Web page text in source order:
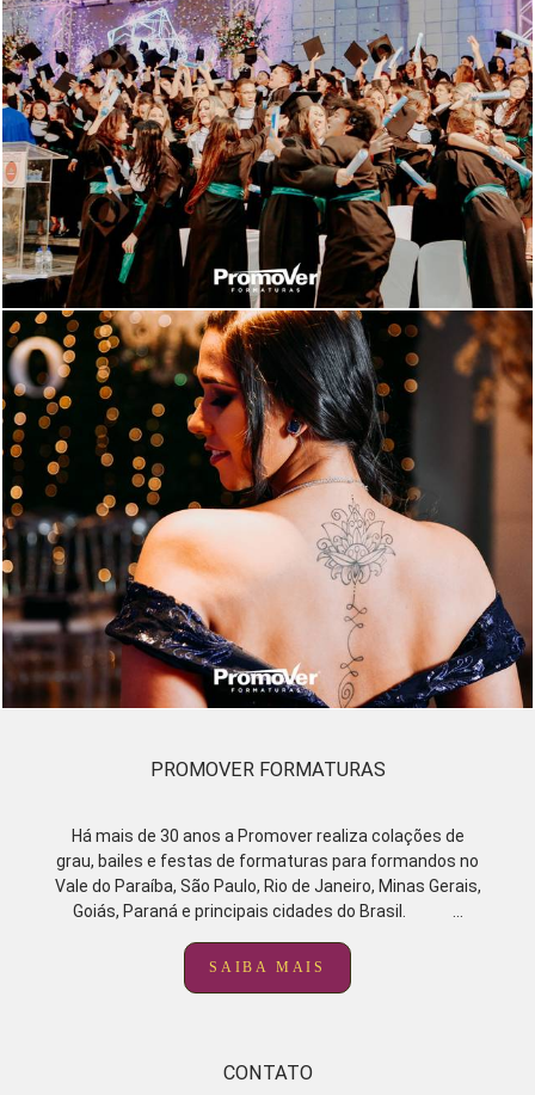
PROMOVER FORMATURAS
Há mais de 30 anos a Promover realiza colações de
grau, bailes e festas de formaturas para formandos no
Vale do Paraíba, São Paulo, Rio de Janeiro, Minas Gerais,
Goiás, Paraná e principais cidades do Brasil. ...
SAIBA MAIS
CONTATO